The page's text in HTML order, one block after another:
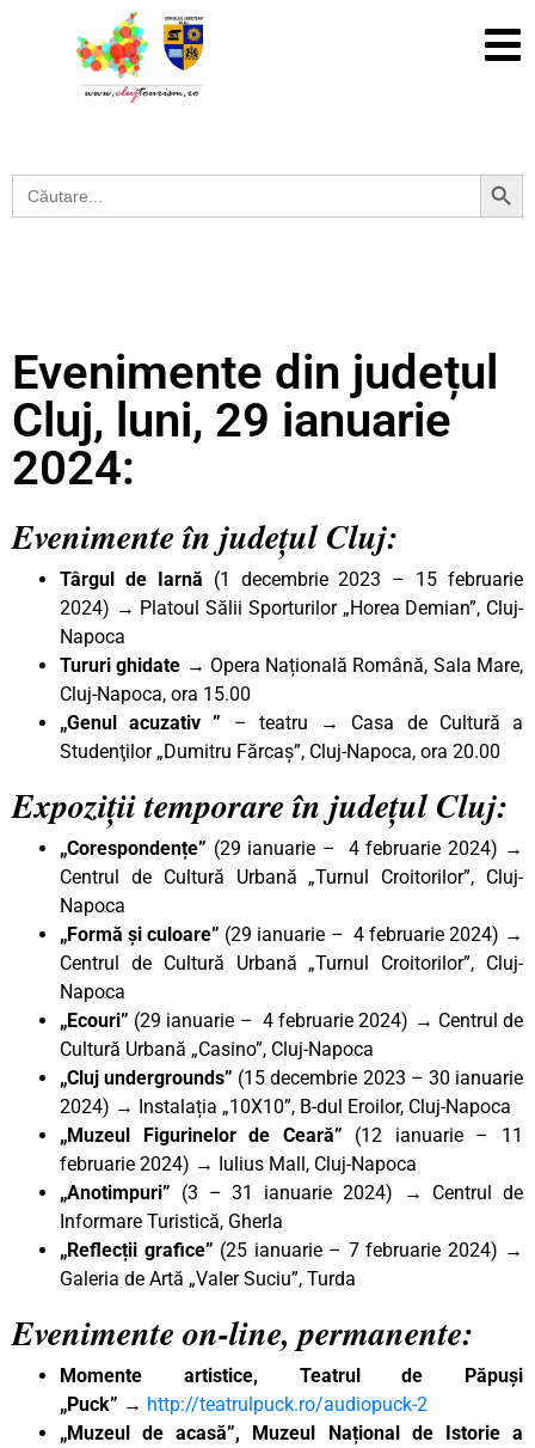
Search
for:
Search Button
Evenimente din județul
Cluj, luni, 29 ianuarie
2024:
Evenimente în județul Cluj:
Târgul de Iarnă (1 decembrie 2023 – 15 februarie
2024) → Platoul Sălii Sporturilor „Horea Demian”, Cluj-
Napoca
Tururi ghidate → Opera Națională Română, Sala Mare,
Cluj-Napoca, ora 15.00
„Genul acuzativ ” – teatru → Casa de Cultură a
Studenţilor „Dumitru Fărcaș”, Cluj-Napoca, ora 20.00
Expoziții temporare în județul Cluj:
„Corespondențe” (29 ianuarie – 4 februarie 2024) →
Centrul de Cultură Urbană „Turnul Croitorilor”, Cluj-
Napoca
„Formă și culoare” (29 ianuarie – 4 februarie 2024) →
Centrul de Cultură Urbană „Turnul Croitorilor”, Cluj-
Napoca
„Ecouri” (29 ianuarie – 4 februarie 2024) → Centrul de
Cultură Urbană „Casino”, Cluj-Napoca
„Cluj undergrounds” (15 decembrie 2023 – 30 ianuarie
2024) → Instalația „10X10”, B-dul Eroilor, Cluj-Napoca
„Muzeul Figurinelor de Ceară” (12 ianuarie – 11
februarie 2024) → Iulius Mall, Cluj-Napoca
„Anotimpuri” (3 – 31 ianuarie 2024) → Centrul de
Informare Turistică, Gherla
„Reflecții grafice” (25 ianuarie – 7 februarie 2024) →
Galeria de Artă „Valer Suciu”, Turda
Evenimente on-line, permanente:
Momente artistice, Teatrul de Păpuși
„Puck” → http://teatrulpuck.ro/audiopuck-2
„Muzeul de acasă”, Muzeul Național de Istorie a